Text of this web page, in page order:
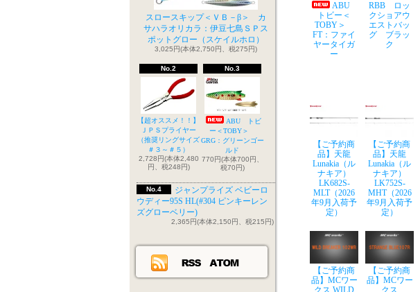
スロースキップ＜ＶＢ－β＞ カ
サハラオリカラ：伊豆七島ＳＰス
ポットグロー（スケイルホロ）
3,025円(本体2,750円、税275円)
No.2
【超オススメ！！】
ＪＰＳプライヤー
（推奨リングサイズ
＃３～＃５）
2,728円(本体2,480
円、税248円)
No.3
ABU トビ
ー＜TOBY＞
GRG：グリーンゴー
ルド
770円(本体700円、
税70円)
No.4
ジャンプライズ ベビーロ
ウディー95S HL(#304 ピンキーレン
ズグローベリー)
2,365円(本体2,150円、税215円)
ABU
トビー＜
TOBY＞
FT：ファイ
ヤータイガ
ー
RBB ロッ
クショアウ
エストバッ
グ ブラッ
ク
【ご予約商
品】天龍
Lunakia（ル
ナキア）
LK682S-
MLT（2026
年9月入荷予
定）
【ご予約商
品】天龍
Lunakia（ル
ナキア）
LK752S-
MHT（2026
年9月入荷予
定）
【ご予約商
品】MCワー
クス WILD
【ご予約商
品】MCワー
クス